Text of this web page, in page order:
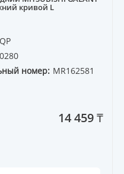
кривой L
номер: MR162581
14 459 ₸